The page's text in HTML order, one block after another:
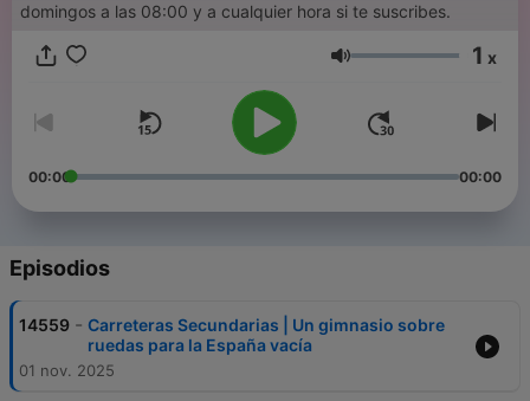
domingos a las 08:00 y a cualquier hora si te suscribes.
Volumen 1 x
00:00 00:00
Episodios
14559 - Carreteras Secundarias | Un gimnasio sobre
ruedas para la España vacía
01 nov. 2025